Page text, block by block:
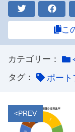
こ
カテゴリー：
タグ：
ポート
<PREV